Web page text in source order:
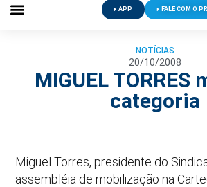
APP FALE COM O
NOTÍCIAS
20/10/2008
MIGUEL TORRES
categoria
Miguel Torres, presidente do
assembléia de mobilização na